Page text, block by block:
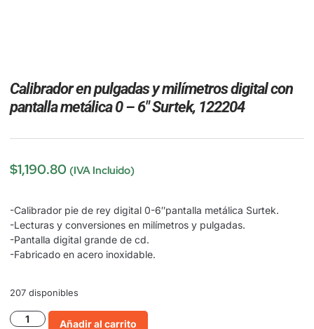
Calibrador en pulgadas y milímetros digital con
pantalla metálica 0 – 6″ Surtek, 122204
$1,190.80 (IVA Incluido)
-Calibrador pie de rey digital 0-6″pantalla metálica Surtek.
-Lecturas y conversiones en milímetros y pulgadas.
-Pantalla digital grande de cd.
-Fabricado en acero inoxidable.
207 disponibles
Añadir al carrito